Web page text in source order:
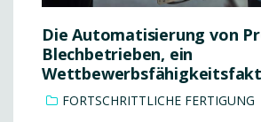
Die Automatisierung von
Blechbetrieben, ein
FORTSCHRITTLICHE FERTIGUNG